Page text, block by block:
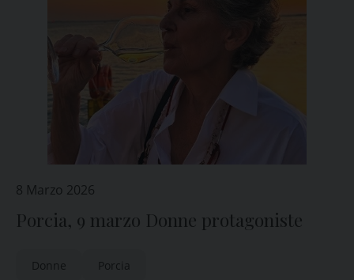
8 Marzo 2026
Porcia, 9 marzo Donne protagoniste
Donne Porcia